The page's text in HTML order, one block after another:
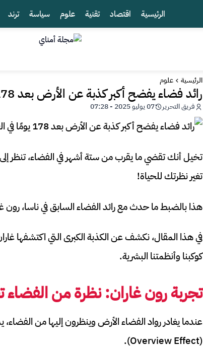
الرئيسية اقتصاد تقنية علوم سياسة ترند
الرئيسية علوم
رائد فضاء يفضح أكبر كذبة عن الأرض بعد 178 يومًا في الفضاء!
فريق التحرير 07 يوليو 2025 - 07:28
تخيل أنك تقضي ما يقرب من ستة أشهر في الفضاء، تنظر
تغير نظرتك للحياة!
هذا بالضبط ما حدث مع رائد الفضاء السابق في ناسا، رون غاران، الذي قضى 178 يومًا
في هذا المقال، نكشف عن الكذبة الكبرى التي اكتشفها
كوكبنا وأنظمتنا البشرية.
تجربة رون غاران: نظرة من
عندما يغادر رواد الفضاء الأرض وينظرون إليها من الفضاء،
(Overview Effect).